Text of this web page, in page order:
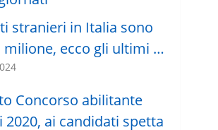
stranieri in Italia sono
milione, ecco gli ultimi …